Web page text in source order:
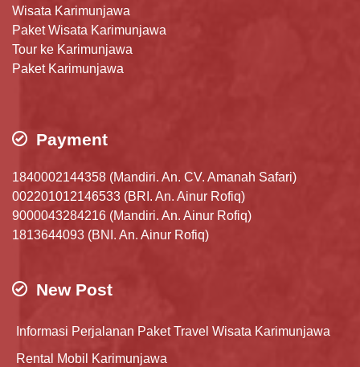
Wisata Karimunjawa
Paket Wisata Karimunjawa
Tour ke Karimunjawa
Paket Karimunjawa
Payment
1840002144358 (Mandiri. An. CV. Amanah Safari)
002201012146533 (BRI. An. Ainur Rofiq)
9000043284216 (Mandiri. An. Ainur Rofiq)
1813644093 (BNI. An. Ainur Rofiq)
New Post
Informasi Perjalanan Paket Travel Wisata Karimunjawa
Rental Mobil Karimunjawa